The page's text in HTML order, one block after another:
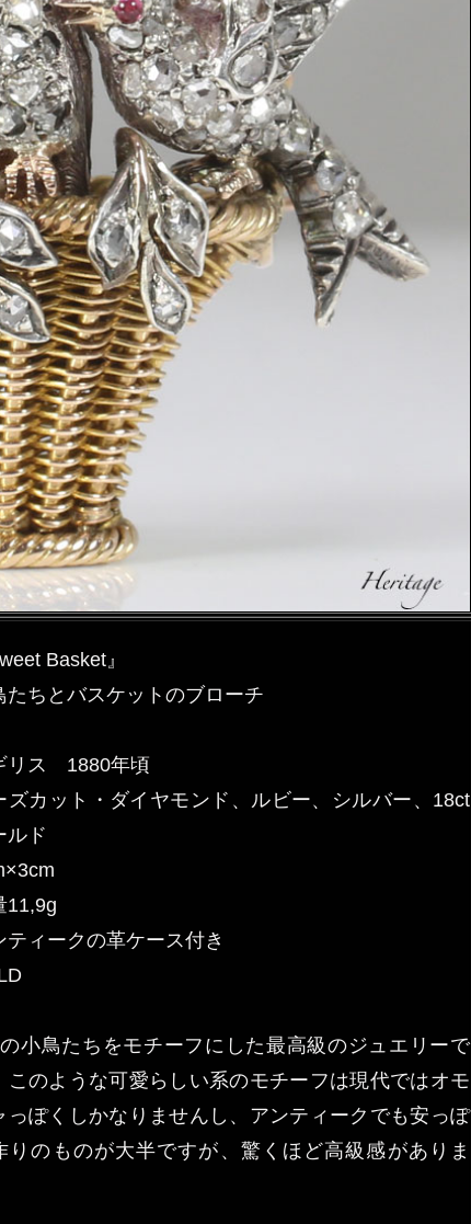
Basket』
たちとバスケットのブローチ
リス 1880年頃
ズカット・ダイヤモンド、ルビー、シルバー、18ct
ルド
11,9g
ティークの革ケース付き
小鳥たちをモチーフにした最高級のジュエリーで
このような可愛らしい系のモチーフは現代ではオモ
っぽくしかなりませんし、アンティークでも安っぽ
りのものが大半ですが、驚くほど高級感がありま